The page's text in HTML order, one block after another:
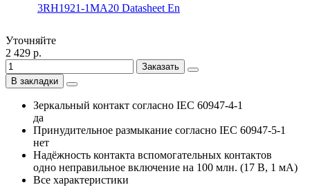
3RH1921-1MA20 Datasheet En
Уточняйте
2 429 р.
Заказать
В закладки
Зеркальный контакт согласно IEC 60947-4-1
да
Принудительное размыкание согласно IEC 60947-5-1
нет
Надёжность контакта вспомогательных контактов
одно неправильное включение на 100 млн. (17 В, 1 мА)
Все характеристики